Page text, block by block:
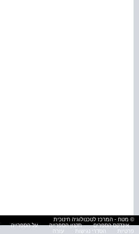
© מטח - המרכז לטכנולוגיה חינוכית
אינדקס הספרים
תקנון הספרייה על הספרייה
פרטיות
הסדרי נגישות עזרה